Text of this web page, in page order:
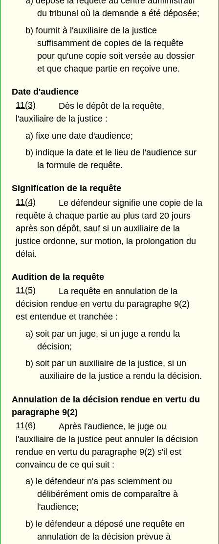
du tribunal où la demande a été déposée;
b) fournit à l'auxiliaire de la justice
suffisamment de copies de la requête
pour qu'une copie soit versée au dossier
et que chaque partie en reçoive une.
Date d'audience
11(3)
Dès le dépôt de la requête,
l'auxiliaire de la justice :
a) fixe une date d'audience;
b) indique la date et le lieu de l'audience sur
la formule de requête.
Signification de la requête
11(4)
Le défendeur signifie une copie de la
requête à chaque partie au plus tard 20 jours
après son dépôt, sauf si un auxiliaire de la
justice ordonne, sur motion, la prolongation du
délai.
Audition de la requête
11(5)
La requête en annulation de la
décision rendue en vertu du paragraphe 9(2)
est entendue et tranchée :
a) soit par un juge, si un juge a rendu la
décision;
b) soit par un auxiliaire de la justice, si un
auxiliaire de la justice a rendu la décision.
Annulation de la décision rendue en vertu du
paragraphe 9(2)
11(6)
Après l'audience, le juge ou
l'auxiliaire de la justice peut annuler la décision
rendue en vertu du paragraphe 9(2) s'il est
convaincu de ce qui suit :
a) le défendeur n'a pas sciemment ou
délibérément omis de comparaître à
l'audience;
b) le défendeur a déposé une requête en
annulation de la décision prévue à